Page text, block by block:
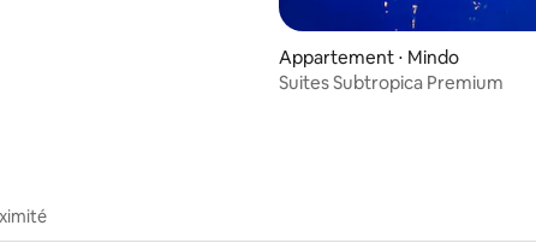
Appartement ⋅ Mindo
Suites Subtropica Premium